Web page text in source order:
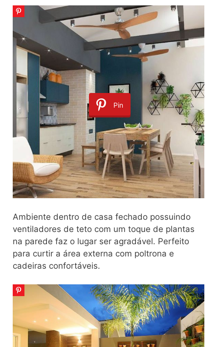
Pin
Ambiente dentro de casa fechado possuindo
ventiladores de teto com um toque de plantas
na parede faz o lugar ser agradável. Perfeito
para curtir a área externa com poltrona e
cadeiras confortáveis.